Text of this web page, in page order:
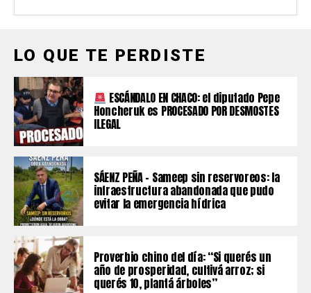
LO QUE TE PERDISTE
ESCÁNDALO EN CHACO: el diputado Pepe
Honcheruk es PROCESADO POR DESMOSTES
ILEGAL
SÁENZ PEÑA – Sameep sin reservoreos: la
infraestructura abandonada que pudo
evitar la emergencia hídrica
Proverbio chino del día: “Si querés un
año de prosperidad, cultivá arroz; si
querés 10, plantá árboles”